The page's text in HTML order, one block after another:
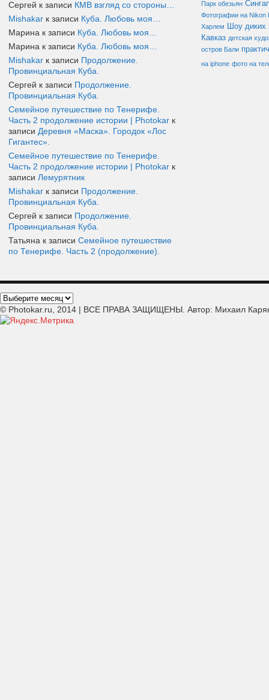
Сергей к записи КМВ взгляд со стороны…
Mishakar к записи Куба. Любовь моя…
Марина к записи Куба. Любовь моя…
Марина к записи Куба. Любовь моя…
Mishakar к записи Продолжение.
Провинциальная Куба.
Сергей к записи Продолжение.
Провинциальная Куба.
Семейное путешествие по Тенерифе.
Часть 2 продолжение истории | Photokar к
записи Деревня «Маска». Городок «Лос
Гигантес».
Семейное путешествие по Тенерифе.
Часть 2 продолжение истории | Photokar к
записи Лемурятник
Mishakar к записи Продолжение.
Провинциальная Куба.
Сергей к записи Продолжение.
Провинциальная Куба.
Татьяна к записи Семейное путешествие
по Тенерифе. Часть 2 (продолжение).
Парк обезьян
Фотографии на Nikon
Харлем Шоу диких
Кавказ детская
остров Бали
на iphone фото на
© Photokar.ru, 2014 | ВСЕ ПРАВА ЗАЩИЩЕНЫ. Автор: Михаил